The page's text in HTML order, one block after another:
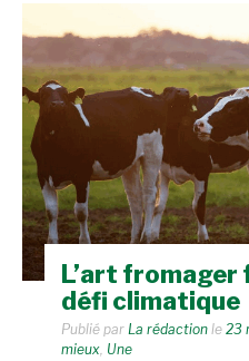
L’art fromager
défi climatique
Publié par La rédaction le 23
mieux Une